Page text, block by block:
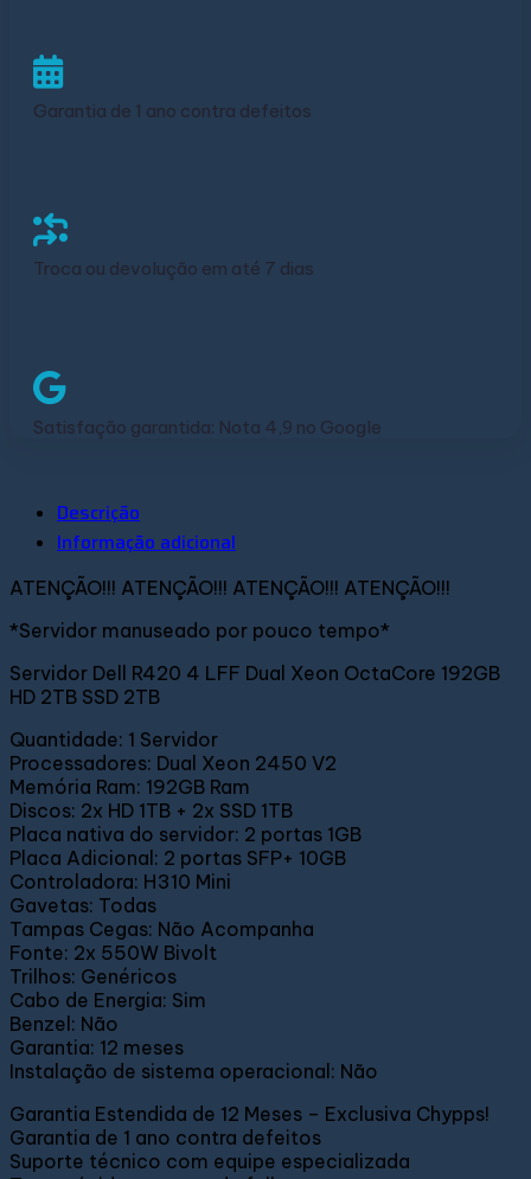
Garantia de 1 ano contra defeitos
Troca ou devolução em até 7 dias
Satisfação garantida: Nota 4,9 no Google
Descrição
Informação adicional
ATENÇÃO!!! ATENÇÃO!!! ATENÇÃO!!! ATENÇÃO!!!
*Servidor manuseado por pouco tempo*
Servidor Dell R420 4 LFF Dual Xeon OctaCore 192GB
HD 2TB SSD 2TB
Quantidade: 1 Servidor
Processadores: Dual Xeon 2450 V2
Memória Ram: 192GB Ram
Discos: 2x HD 1TB + 2x SSD 1TB
Placa nativa do servidor: 2 portas 1GB
Placa Adicional: 2 portas SFP+ 10GB
Controladora: H310 Mini
Gavetas: Todas
Tampas Cegas: Não Acompanha
Fonte: 2x 550W Bivolt
Trilhos: Genéricos
Cabo de Energia: Sim
Benzel: Não
Garantia: 12 meses
Instalação de sistema operacional: Não
Garantia Estendida de 12 Meses – Exclusiva Chypps!
Garantia de 1 ano contra defeitos
Suporte técnico com equipe especializada